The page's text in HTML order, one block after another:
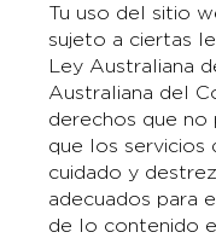
Tu uso del sitio
sujeto a ciertas
Ley Australiana
Australiana del
derechos que no
que los servicios
cuidado y
adecuados para
de lo contenido